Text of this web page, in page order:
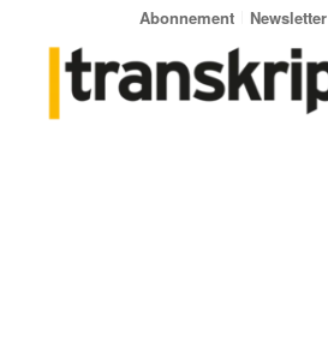
Abonnement Newsletter